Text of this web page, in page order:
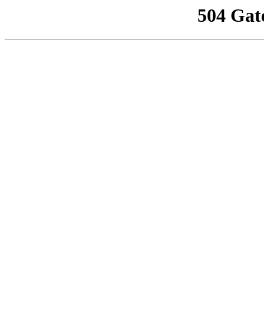
504